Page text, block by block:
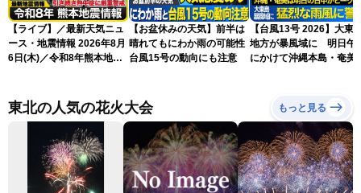
【ライブ】／最新天気ニュ
ース・地震情報 2026年8月
6日(木)／令和8年熊本地震
ースLiVEアフタヌーン・青
原桃香／本田竜也〉
【お盆休みの天気】前半は
晴れてもにわか雨の可能性
台風15号の動向にも注意
【台風13号 2026】大東
地方が暴風域に 明日午
にかけて沖縄本島・奄美
東北の人気の花火大会 もっと見る